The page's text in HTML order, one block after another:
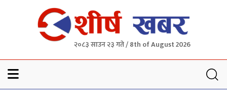
२०८३ साउन २३ गते / 8th of August 2026